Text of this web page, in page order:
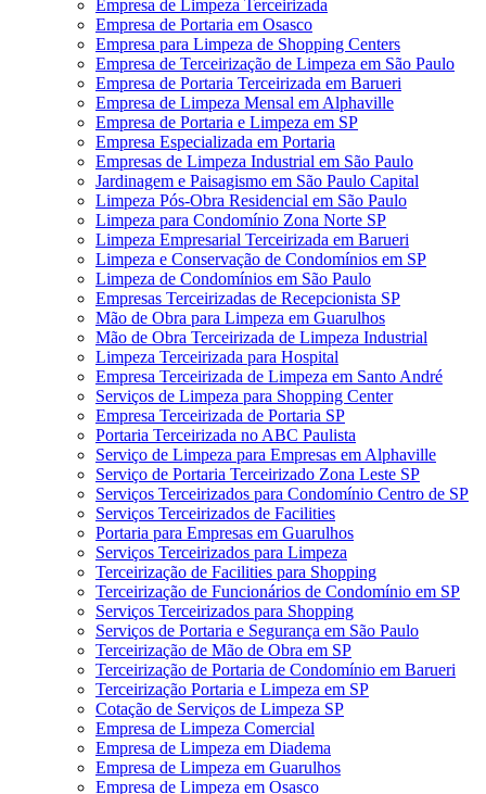
Empresa de Limpeza Terceirizada
Empresa de Portaria em Osasco
Empresa para Limpeza de Shopping Centers
Empresa de Terceirização de Limpeza em São Paulo
Empresa de Portaria Terceirizada em Barueri
Empresa de Limpeza Mensal em Alphaville
Empresa de Portaria e Limpeza em SP
Empresa Especializada em Portaria
Empresas de Limpeza Industrial em São Paulo
Jardinagem e Paisagismo em São Paulo Capital
Limpeza Pós-Obra Residencial em São Paulo
Limpeza para Condomínio Zona Norte SP
Limpeza Empresarial Terceirizada em Barueri
Limpeza e Conservação de Condomínios em SP
Limpeza de Condomínios em São Paulo
Empresas Terceirizadas de Recepcionista SP
Mão de Obra para Limpeza em Guarulhos
Mão de Obra Terceirizada de Limpeza Industrial
Limpeza Terceirizada para Hospital
Empresa Terceirizada de Limpeza em Santo André
Serviços de Limpeza para Shopping Center
Empresa Terceirizada de Portaria SP
Portaria Terceirizada no ABC Paulista
Serviço de Limpeza para Empresas em Alphaville
Serviço de Portaria Terceirizado Zona Leste SP
Serviços Terceirizados para Condomínio Centro de SP
Serviços Terceirizados de Facilities
Portaria para Empresas em Guarulhos
Serviços Terceirizados para Limpeza
Terceirização de Facilities para Shopping
Terceirização de Funcionários de Condomínio em SP
Serviços Terceirizados para Shopping
Serviços de Portaria e Segurança em São Paulo
Terceirização de Mão de Obra em SP
Terceirização de Portaria de Condomínio em Barueri
Terceirização Portaria e Limpeza em SP
Cotação de Serviços de Limpeza SP
Empresa de Limpeza Comercial
Empresa de Limpeza em Diadema
Empresa de Limpeza em Guarulhos
Empresa de Limpeza em Osasco